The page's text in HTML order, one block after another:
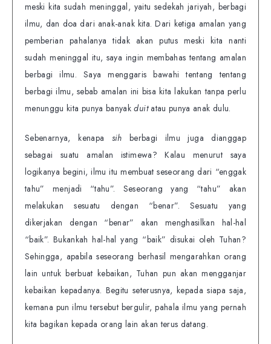
meski kita sudah meninggal, yaitu sedekah jariyah, berbagi
ilmu, dan doa dari anak-anak kita. Dari ketiga amalan yang
pemberian pahalanya tidak akan putus meski kita nanti
sudah meninggal itu, saya ingin membahas tentang amalan
berbagi ilmu. Saya menggaris bawahi tentang tentang
berbagi ilmu, sebab amalan ini bisa kita lakukan tanpa perlu
menunggu kita punya banyakduitatau punya anak dulu.
Sebenarnya, kenapa sih berbagi ilmu juga dianggap
sebagai suatu amalan istimewa? Kalau menurut saya
logikanya begini, ilmu itu membuat seseorang dari “enggak
tahu” menjadi “tahu”. Seseorang yang “tahu” akan
melakukan sesuatu dengan “benar”. Sesuatu yang
dikerjakan dengan “benar” akan menghasilkan hal-hal
“baik”. Bukankah hal-hal yang “baik” disukai oleh Tuhan?
Sehingga, apabila seseorang berhasil mengarahkan orang
lain untuk berbuat kebaikan, Tuhan pun akan mengganjar
kebaikan kepadanya. Begitu seterusnya, kepada siapa saja,
kemana pun ilmu tersebut bergulir, pahala ilmu yang pernah
kita bagikan kepada orang lain akan terus datang.